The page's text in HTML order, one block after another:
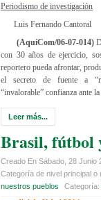
Periodismo de investigación
Luis Fernando Cantoral
(AquíCom/06-07-014)
con 30 años de ejercicio,
reportero pueda afrontar,
el secreto de fuente a
“invalorable” confianza ante la
Leer más...
Brasil, fútbol
Creado En Sábado, 28 Junio
Categoría de nivel principal o
nuestros pueblos
Categoría: